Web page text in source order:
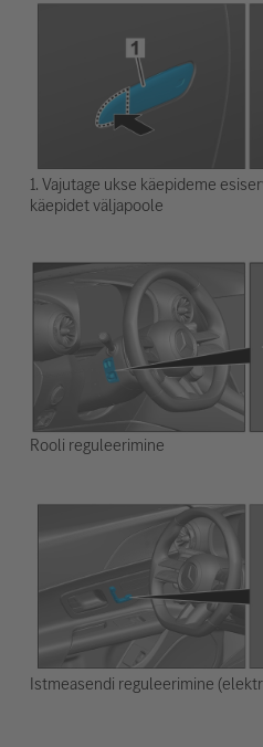
1. Vajutage ukse käepideme
käepidet väljapoole
Rooli reguleerimine
Istmeasendi reguleerimine